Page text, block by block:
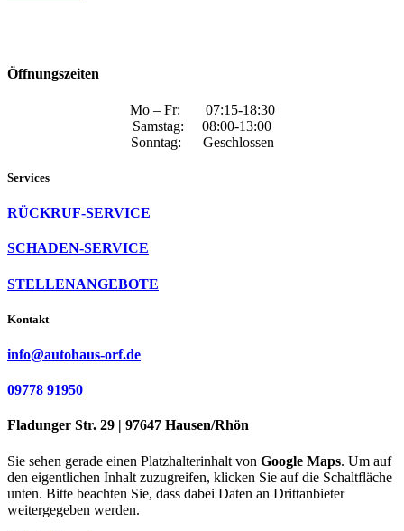
Öffnungszeiten
Mo – Fr: 07:15-18:30
Samstag: 08:00-13:00
Sonntag: Geschlossen
Services
RÜCKRUF-SERVICE
SCHADEN-SERVICE
STELLENANGEBOTE
Kontakt
info@autohaus-orf.de
09778 91950
Fladunger Str. 29 | 97647 Hausen/Rhön
Sie sehen gerade einen Platzhalterinhalt von Google Maps. Um auf
den eigentlichen Inhalt zuzugreifen, klicken Sie auf die Schaltfläche
unten. Bitte beachten Sie, dass dabei Daten an Drittanbieter
weitergegeben werden.